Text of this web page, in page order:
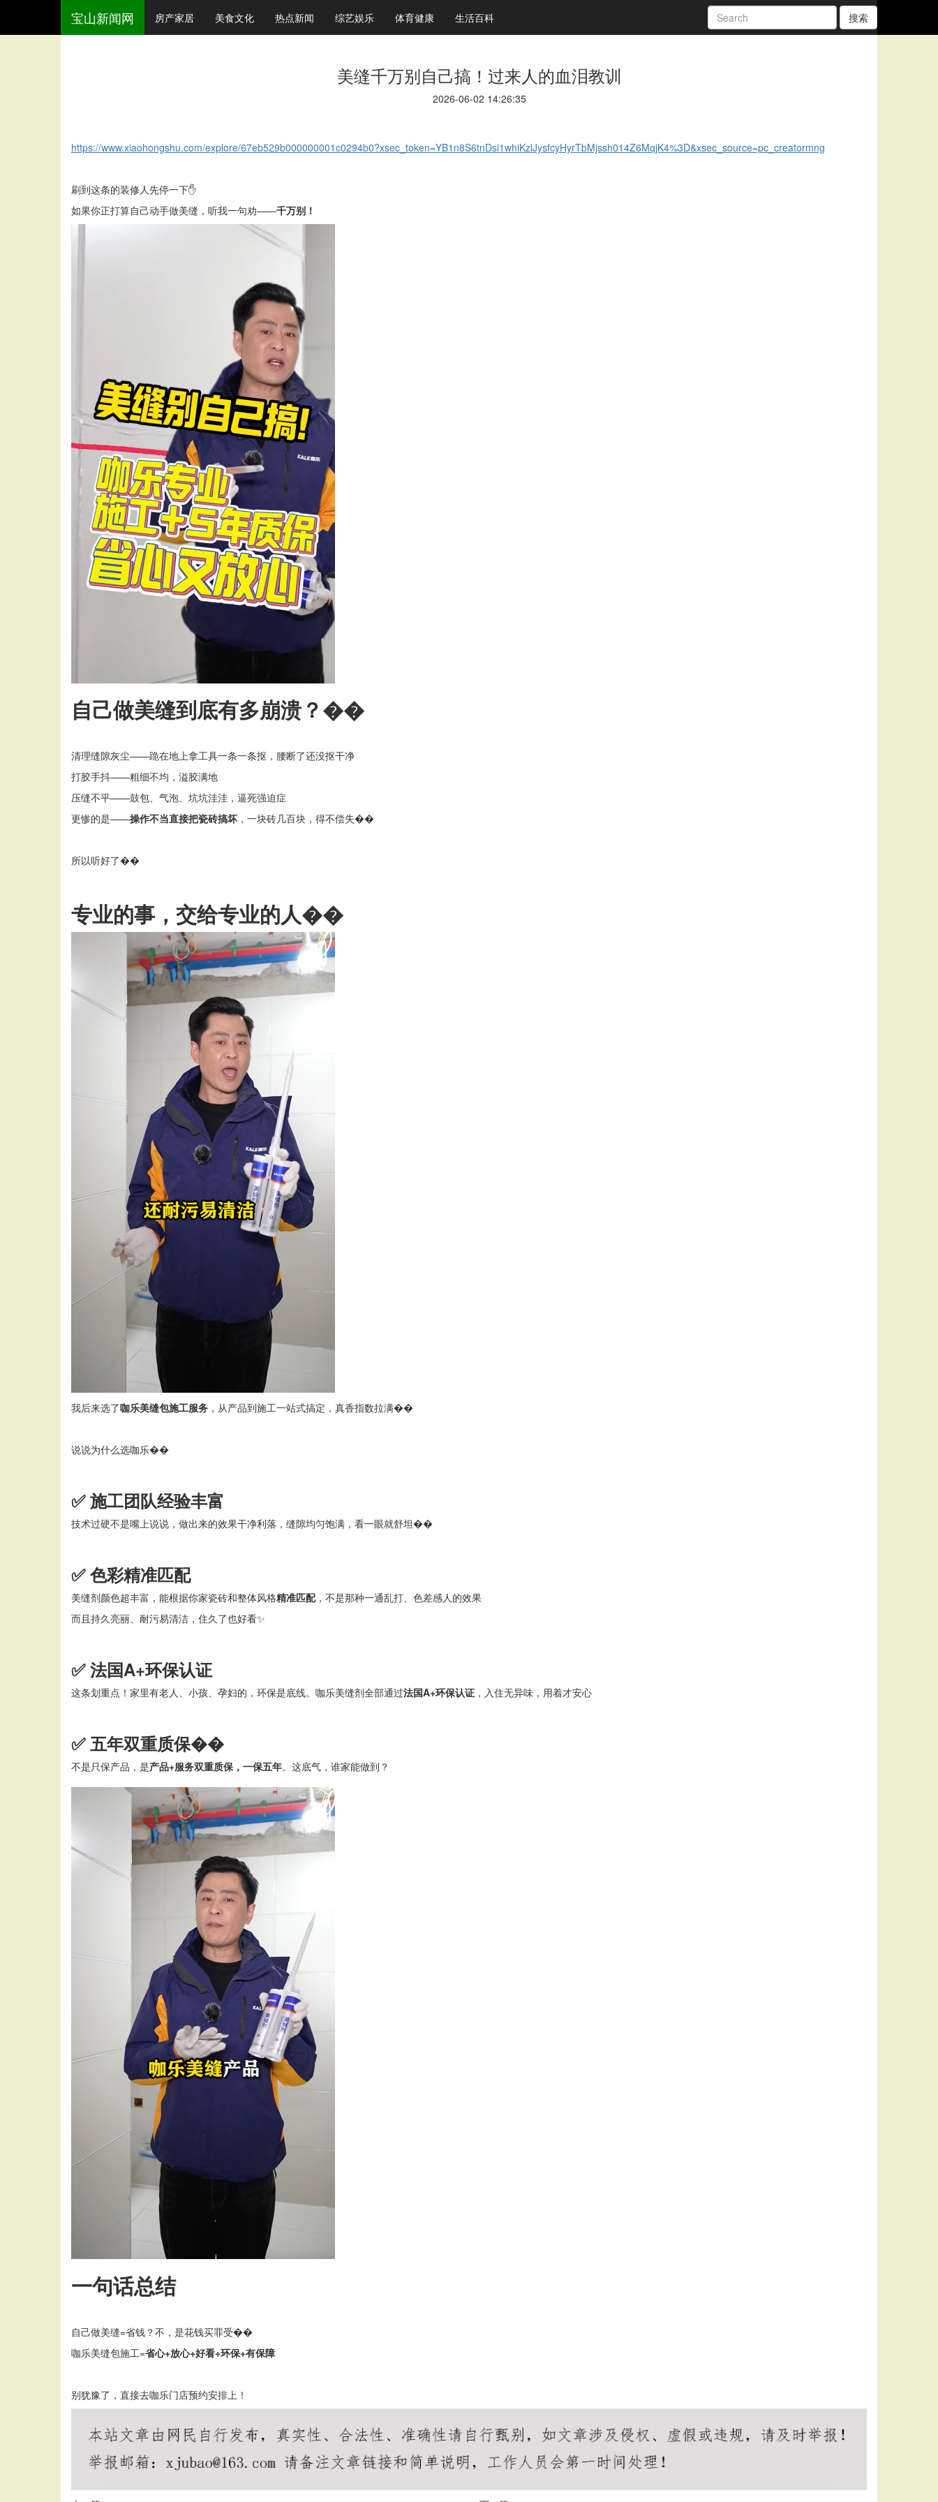
宝山新闻网 房产家居 美食文化 热点新闻 综艺娱乐 体育健康 生活百科 搜索
美缝千万别自己搞！过来人的血泪教训
2026-06-02 14:26:35
https://www.xiaohongshu.com/explore/67eb529b000000001c0294b0?xsec_token=YB1n8S6tnDsi1whiKzlJysfcyHyrTbMjssh014Z6MqjK4%3D&xsec_source=pc_creatormng
刷到这条的装修人先停一下✋
如果你正打算自己动手做美缝，听我一句劝——千万别！
自己做美缝到底有多崩溃？��
清理缝隙灰尘——跪在地上拿工具一条一条抠，腰断了还没抠干净
打胶手抖——粗细不均，溢胶满地
压缝不平——鼓包、气泡、坑坑洼洼，逼死强迫症
更惨的是——操作不当直接把瓷砖搞坏 ，一块砖几百块，得不偿失��
所以听好了��
专业的事，交给专业的人��
我后来选了咖乐美缝包施工服务 ，从产品到施工一站式搞定，真香指数拉满��
说说为什么选咖乐��
✅施工团队经验丰富
技术过硬不是嘴上说说，做出来的效果干净利落，缝隙均匀饱满，看一眼就舒坦��
✅色彩精准匹配
美缝剂颜色超丰富，能根据你家瓷砖和整体风格精准匹配，不是那种一通乱打、色差感人的效果
而且持久亮丽、耐污易清洁，住久了也好看✨
✅法国A+环保认证
这条划重点！家里有老人、小孩、孕妇的，环保是底线。咖乐美缝剂全部通过法国A+环保认证 ，入住无异味，用着才安心
✅五年双重质保��
不是只保产品，是产品+服务双重质保，一保五年。这底气，谁家能做到？
一句话总结
自己做美缝=省钱？不，是花钱买罪受��
咖乐美缝包施工=省心+放心+好看+环保+有保障
别犹豫了，直接去咖乐门店预约安排上！